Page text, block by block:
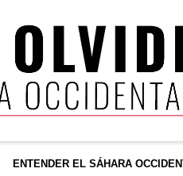
ENTENDER EL SÁHARA